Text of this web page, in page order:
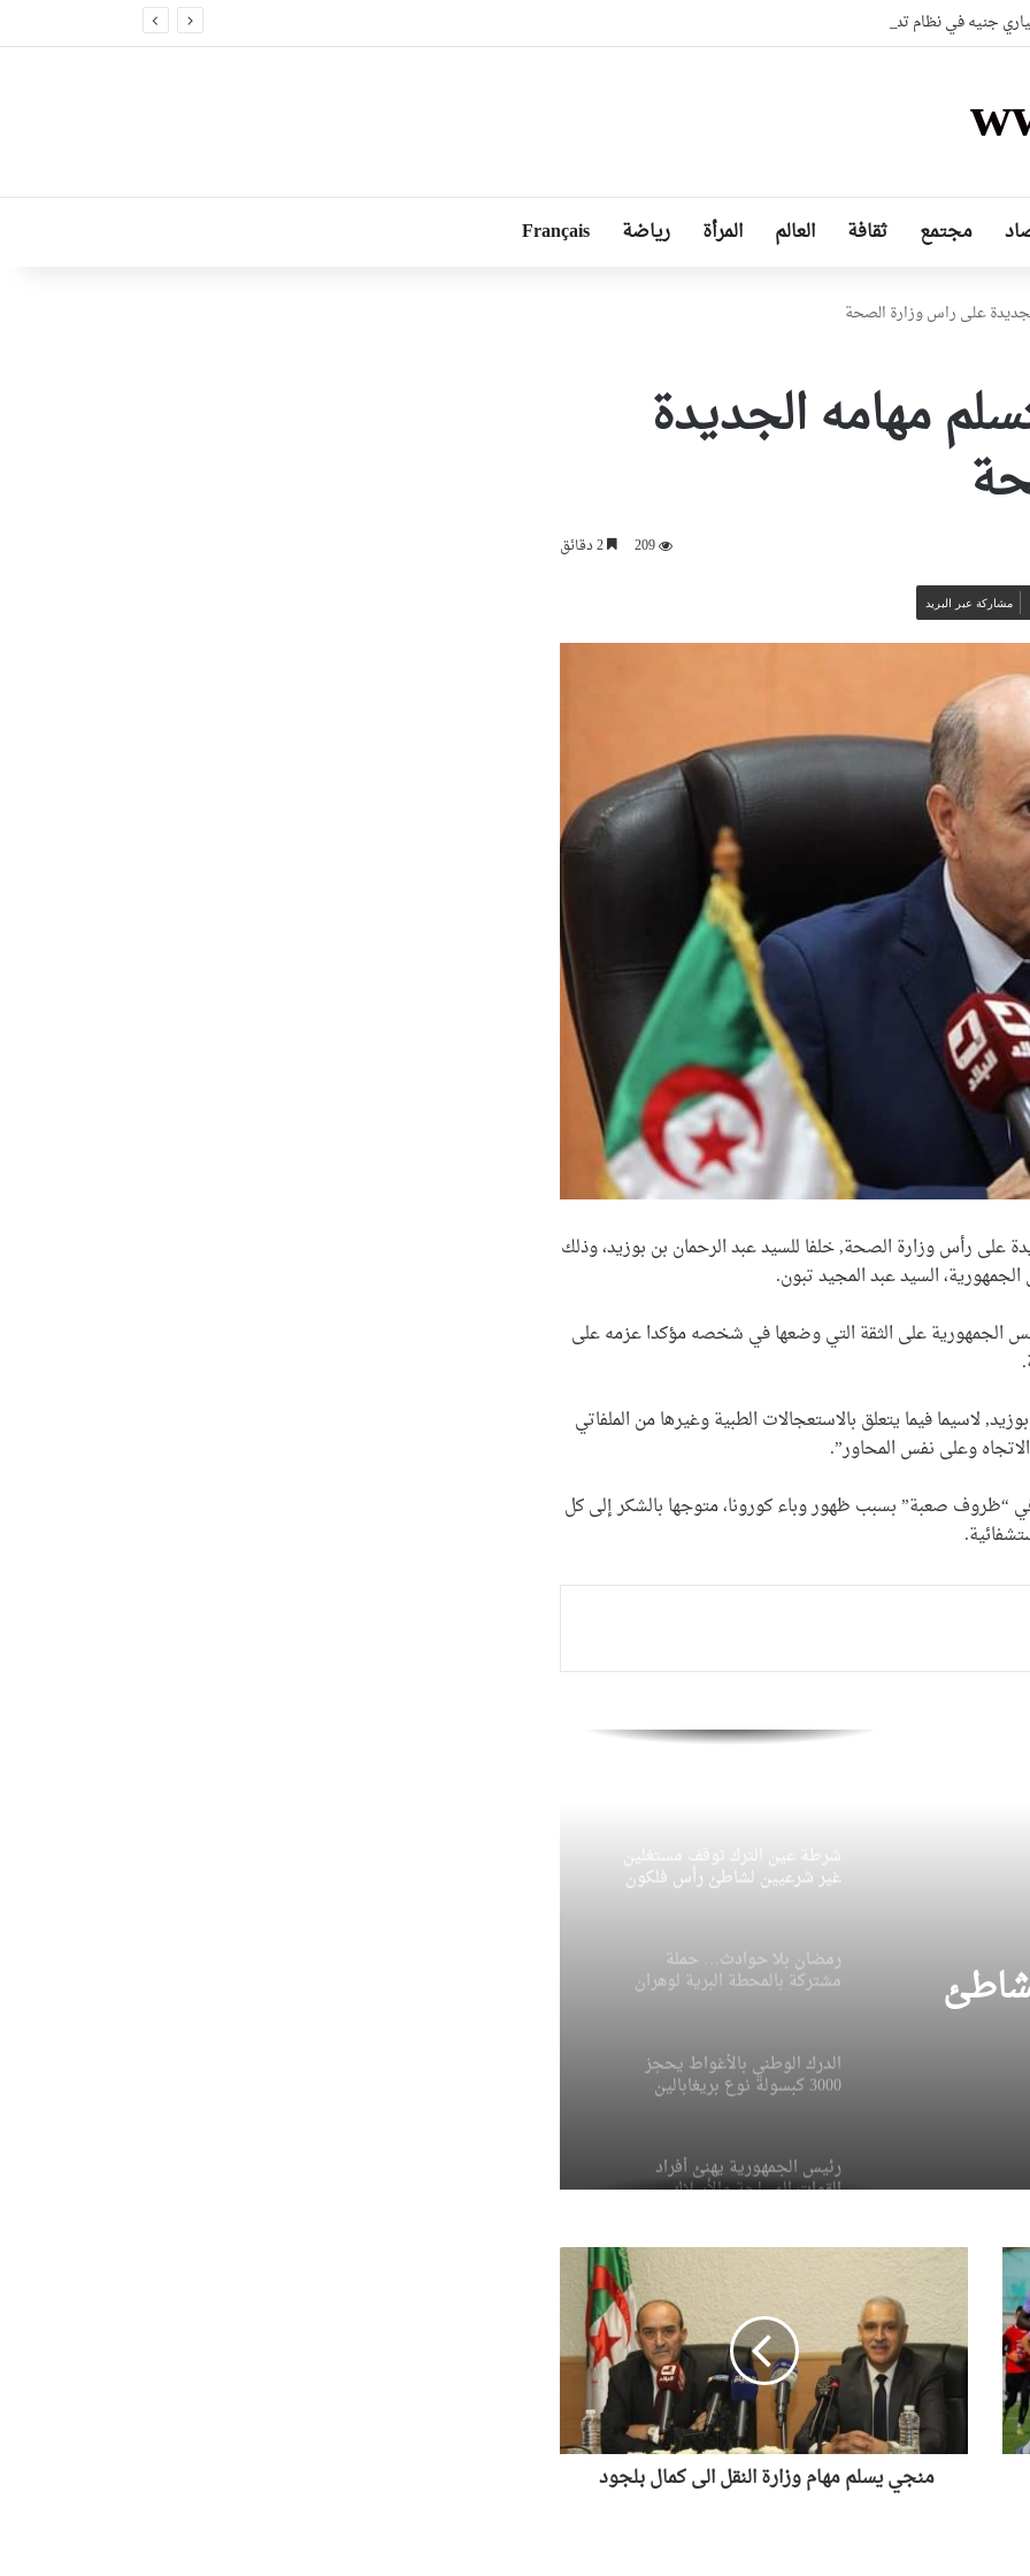
جنيه في نظام تدريب عسكري شبيه بلعبة “فورتنايت” متطورة
مجتمع ثقافة العالم المرأة رياضة Français
على راس وزارة الصحة
مهامه الجديدة
209 2 دقائق
مشاركة عبر البريد
على رأس وزارة الصحة, خلفا للسيد عبد الرحمان بن بوزيد، وذلك
السيد عبد المجيد تبون.
الجمهورية على الثقة التي وضعها في شخصه مؤكدا عزمه على
لاسيما فيما يتعلق بالاستعجالات الطبية وغيرها من الملفاتي
وعلى نفس المحاور”.
“ظروف صعبة” بسبب ظهور وباء كورونا، متوجها بالشكر إلى كل
3 جرحى في حادث إنقلاب حافلة
صغيرة بتبسة
الوزير ديدوش يعاين المنشآت
للمدرسة العليا الجزائرية للأعمال
يتفقد قطاعه ويدشن عدة مشاريع
وزير الدولة، وزير المحروقات
شرطة عين الترك توقف مستغلين
غير شرعيين لشاطئ رأس فلكون
رمضان بلا حوادث… حملة
مشتركة بالمحطة البرية لوهران
لترسيخ ثقافة السلامة المرورية
الدرك الوطني بالأغواط يحجز
3000 كبسولة نوع بريغابالين
رئيس الجمهورية يهنئ أفراد
القوات المسلحة والأسلاك
3 جرحى في حادث إنقلاب حافلة
الوزير ديدوش يعاين المنشآت
السياحية في ولاية أدرار
ديوان العقار الفلاحي: تسليم 96
بالمائة من عقود الامتياز
ي
م
منجي يسلم مهام وزارة النقل الى كمال بلجود